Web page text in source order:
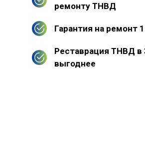
ремонту ТНВД
Гарантия на ремонт
Реставрация ТНВД в
выгоднее